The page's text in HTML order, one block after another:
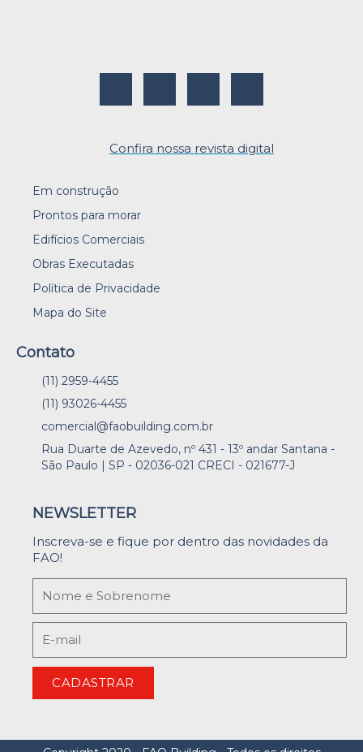
Confira nossa revista digital
Em construção
Prontos para morar
Edifícios Comerciais
Obras Executadas
Política de Privacidade
Mapa do Site
Contato
(11) 2959-4455
(11) 93026-4455
comercial@faobuilding.com.br
Rua Duarte de Azevedo, nº 431 - 13º andar Santana -
São Paulo | SP - 02036-021 CRECI - 021677-J
NEWSLETTER
Inscreva-se e fique por dentro das novidades da
FAO!
CADASTRAR